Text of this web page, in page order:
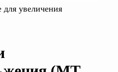
увеличения